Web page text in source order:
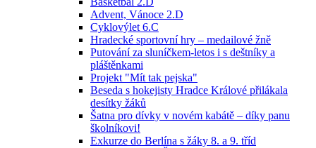
Advent, Vánoce 2.D
Cyklovýlet 6.C
Hradecké sportovní hry – medailové žně
Putování za sluníčkem-letos i s deštníky a
pláštěnkami
Projekt "Mít tak pejska"
Beseda s hokejisty Hradce Králové přilákala
desítky žáků
Šatna pro dívky v novém kabátě – díky panu
školníkovi!
Exkurze do Berlína s žáky 8. a 9. tříd